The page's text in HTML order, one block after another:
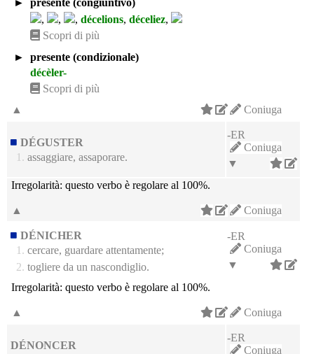
,
, , décelions, déceliez,
Scopri di più
►
presente (condizionale)
décèler-
Scopri di più
Coniuga
▲
DÉGUSTER
1. assaggiare, assaporare.
-ER
Coniuga
▼
Irregolarità: questo verbo è regolare al 100%.
Coniuga
▲
DÉNICHER
1. cercare, guardare attentamente;
2. togliere da un nascondiglio.
-ER
Coniuga
▼
Irregolarità: questo verbo è regolare al 100%.
Coniuga
▲
DÉNONCER
-ER
Coniuga